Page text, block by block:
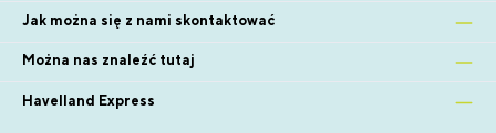
Jak można się z nami skontaktować
Można nas znaleźć tutaj
Havelland Express